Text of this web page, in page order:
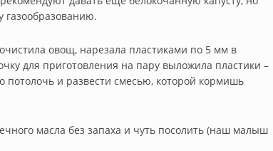
овощ, нарезала пластиками по 5 мм в
для приготовления на пару выложила пластики –
потолочь и развести смесью, которой кормишь
масла без запаха и чуть посолить (наш малыш